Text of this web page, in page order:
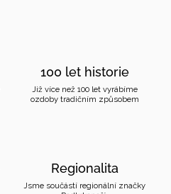
100 let historie
Již více než 100 let vyrábíme
ozdoby tradičním způsobem
Regionalita
Jsme součástí regionální značky